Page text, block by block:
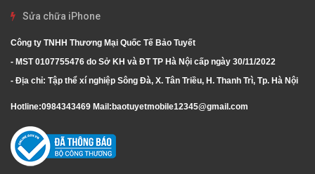
Sửa chữa iPhone
Công ty TNHH Thương Mại Quốc Tế Bảo Tuyết
- MST 0107755476 do Sở KH và ĐT TP Hà Nội cấp ngày 30/11/2022
- Địa chỉ: Tập thể xí nghiệp Sông Đà, X. Tân Triều, H. Thanh Trì, Tp. Hà Nội
Hotline:0984343469 Mail:baotuyetmobile12345@gmail.com